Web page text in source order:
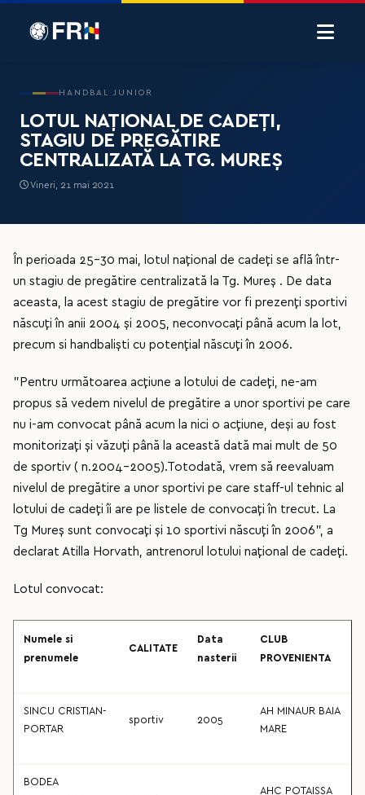
HANDBAL JUNIOR
LOTUL NAȚIONAL DE CADEȚI,
STAGIU DE PREGĂTIRE
CENTRALIZATĂ LA TG. MUREȘ
Vineri, 21 mai 2021
În perioada 25-30 mai, lotul național de cadeți se află într-
un stagiu de pregătire centralizată la Tg. Mureș . De data
aceasta, la acest stagiu de pregătire vor fi prezenți sportivi
născuți în anii 2004 și 2005, neconvocați până acum la lot,
precum si handbaliști cu potențial născuți în 2006.
”Pentru următoarea acțiune a lotului de cadeți, ne-am
propus să vedem nivelul de pregătire a unor sportivi pe care
nu i-am convocat până acum la nici o acțiune, deși au fost
monitorizați și văzuți până la această dată mai mult de 50
de sportiv ( n.2004-2005).Totodată, vrem să reevaluam
nivelul de pregătire a unor sportivi pe care staff-ul tehnic al
lotului de cadeți îi are pe listele de convocați în trecut. La
Tg Mureș sunt convocați și 10 sportivi născuți în 2006”, a
declarat Atilla Horvath, antrenorul lotului național de cadeți.
Lotul convocat:
Numele si
prenumele
CALITATE
Data
nasterii
CLUB
PROVENIENTA
SINCU CRISTIAN-
PORTAR
sportiv 2005
AH MINAUR BAIA
MARE
BODEA
AHC POTAISSA